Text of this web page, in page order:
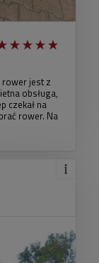
rower jest z
obsługa,
czekał na
rower. Na